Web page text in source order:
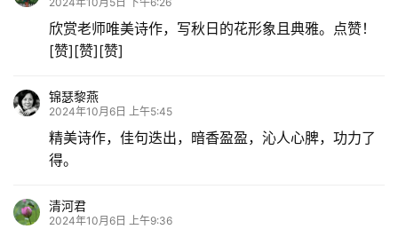
欣赏老师唯美诗作，写秋日的花形象且典雅。点赞！
[赞][赞][赞]
锦瑟黎燕
2024年10月6日 上午5:45
精美诗作，佳句迭出，暗香盈盈，沁人心脾，功力了
得。
清河君
2024年10月6日 上午9:36